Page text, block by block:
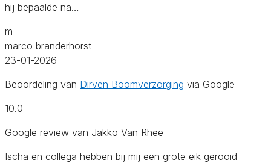
hij bepaalde na…
m
marco branderhorst
23-01-2026
Beoordeling van Dirven Boomverzorging via Google
10.0
Google review van Jakko Van Rhee
Ischa en collega hebben bij mij een grote eik gerooid